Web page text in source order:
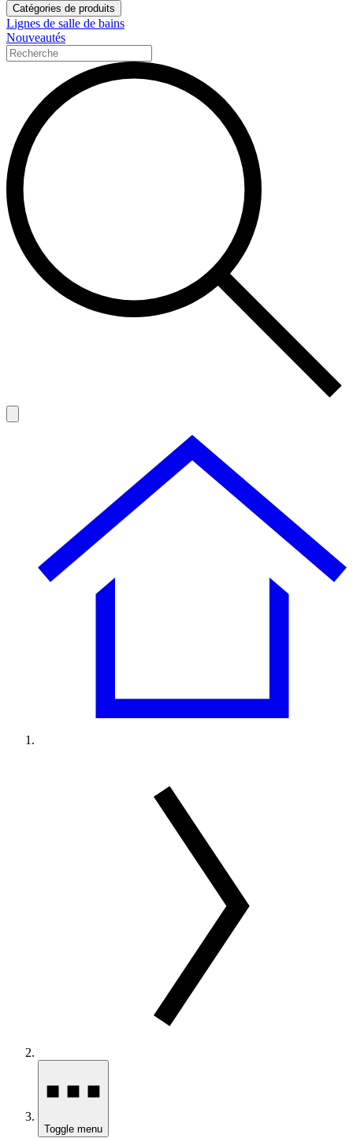
Catégories de produits
Lignes de salle de bains
Nouveautés
Toggle menu